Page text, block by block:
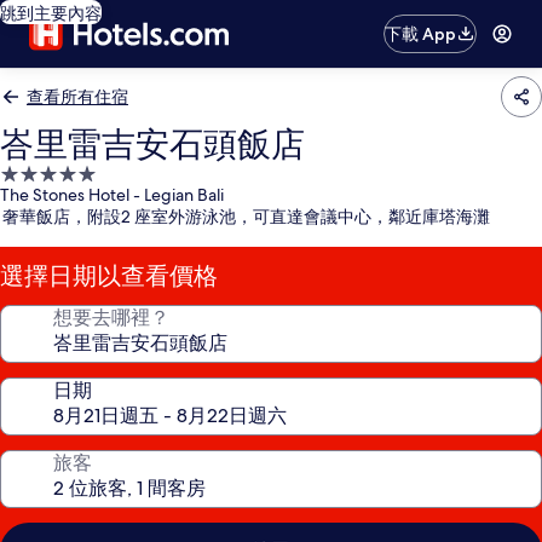
跳到主要內容
下載 App
查看所有住宿
峇里雷吉安石頭飯店
5.0
星
級
住
宿
The Stones Hotel - Legian Bali
奢華飯店，附設2 座室外游泳池，可直達會議中心，鄰近庫塔海灘
選擇日期以查看價格
想要去哪裡？
日期
旅客